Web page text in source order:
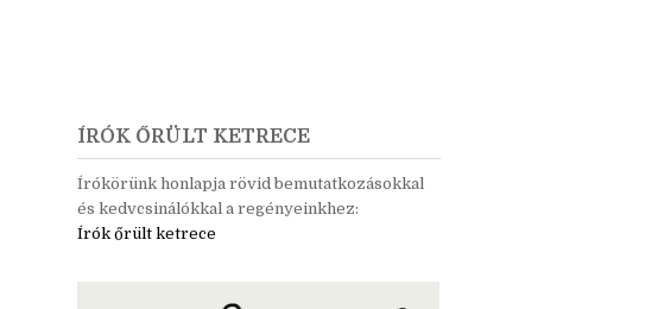
ÍRÓK ŐRÜLT KETRECE